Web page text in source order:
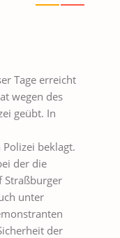
Tage erreicht
wegen des
geübt. In
beklagt.
der die
Straßburger
unter
der